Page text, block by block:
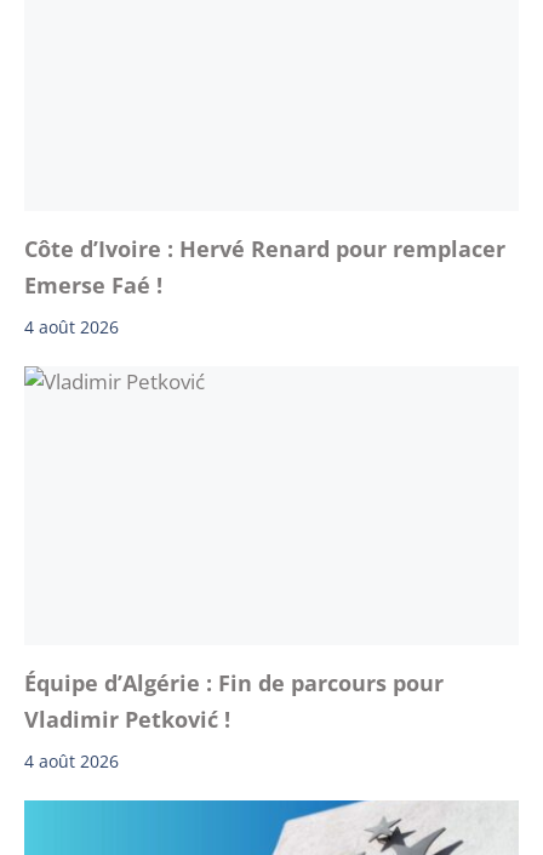
Côte d’Ivoire : Hervé Renard pour remplacer
Emerse Faé !
4 août 2026
Équipe d’Algérie : Fin de parcours pour
Vladimir Petković !
4 août 2026